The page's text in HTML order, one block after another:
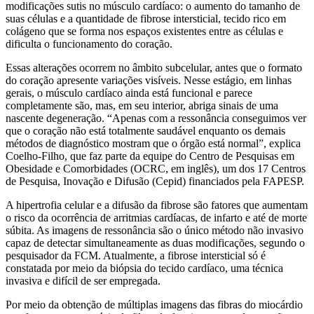
modificações sutis no músculo cardíaco: o aumento do tamanho de
suas células e a quantidade de fibrose intersticial, tecido rico em
colágeno que se forma nos espaços existentes entre as células e
dificulta o funcionamento do coração.
Essas alterações ocorrem no âmbito subcelular, antes que o formato
do coração apresente variações visíveis. Nesse estágio, em linhas
gerais, o músculo cardíaco ainda está funcional e parece
completamente são, mas, em seu interior, abriga sinais de uma
nascente degeneração. “Apenas com a ressonância conseguimos ver
que o coração não está totalmente saudável enquanto os demais
métodos de diagnóstico mostram que o órgão está normal”, explica
Coelho-Filho, que faz parte da equipe do Centro de Pesquisas em
Obesidade e Comorbidades (OCRC, em inglês), um dos 17 Centros
de Pesquisa, Inovação e Difusão (Cepid) financiados pela FAPESP.
A hipertrofia celular e a difusão da fibrose são fatores que aumentam
o risco da ocorrência de arritmias cardíacas, de infarto e até de morte
súbita. As imagens de ressonância são o único método não invasivo
capaz de detectar simultaneamente as duas modificações, segundo o
pesquisador da FCM. Atualmente, a fibrose intersticial só é
constatada por meio da biópsia do tecido cardíaco, uma técnica
invasiva e difícil de ser empregada.
Por meio da obtenção de múltiplas imagens das fibras do miocárdio